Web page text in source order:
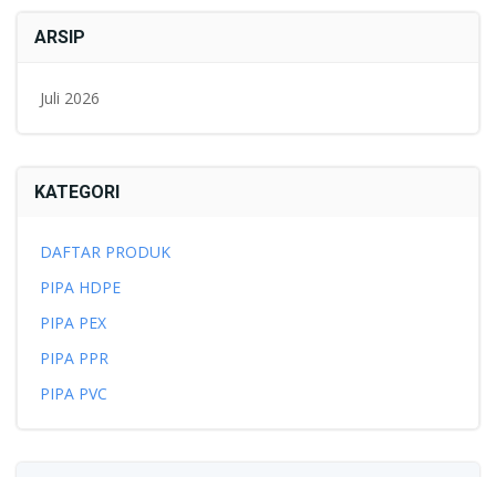
ARSIP
Juli 2026
KATEGORI
DAFTAR PRODUK
PIPA HDPE
PIPA PEX
PIPA PPR
PIPA PVC